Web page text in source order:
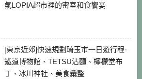
氣LOPIA超市裡的密室和食饗宴
[東京近郊]快速規劃琦玉市一日遊行程-
鐵道博物館、TETSU沾麵、檸檬堂布
丁、冰川神社、美食彙整